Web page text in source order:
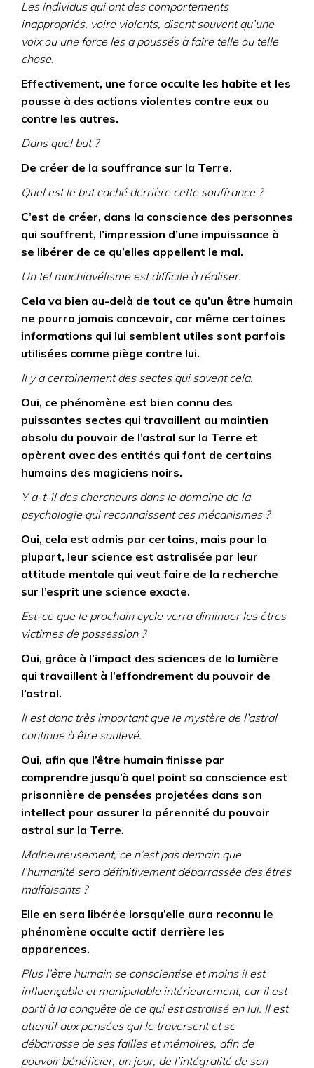
Les individus qui ont des comportements
inappropriés, voire violents, disent souvent qu’une
voix ou une force les a poussés à faire telle ou telle
chose.
Effectivement, une force occulte les habite et les
pousse à des actions violentes contre eux ou
contre les autres.
Dans quel but ?
De créer de la souffrance sur la Terre.
Quel est le but caché derrière cette souffrance ?
C’est de créer, dans la conscience des personnes
qui souffrent, l’impression d’une impuissance à
se libérer de ce qu’elles appellent le mal.
Un tel machiavélisme est difficile à réaliser.
Cela va bien au-delà de tout ce qu’un être humain
ne pourra jamais concevoir, car même certaines
informations qui lui semblent utiles sont parfois
utilisées comme piège contre lui.
Il y a certainement des sectes qui savent cela.
Oui, ce phénomène est bien connu des
puissantes sectes qui travaillent au maintien
absolu du pouvoir de l’astral sur la Terre et
opèrent avec des entités qui font de certains
humains des magiciens noirs.
Y a-t-il des chercheurs dans le domaine de la
psychologie qui reconnaissent ces mécanismes ?
Oui, cela est admis par certains, mais pour la
plupart, leur science est astralisée par leur
attitude mentale qui veut faire de la recherche
sur l’esprit une science exacte.
Est-ce que le prochain cycle verra diminuer les êtres
victimes de possession ?
Oui, grâce à l’impact des sciences de la lumière
qui travaillent à l’effondrement du pouvoir de
l’astral.
Il est donc très important que le mystère de l’astral
continue à être soulevé.
Oui, afin que l’être humain finisse par
comprendre jusqu’à quel point sa conscience est
prisonnière de pensées projetées dans son
intellect pour assurer la pérennité du pouvoir
astral sur la Terre.
Malheureusement, ce n’est pas demain que
l’humanité sera définitivement débarrassée des êtres
malfaisants ?
Elle en sera libérée lorsqu’elle aura reconnu le
phénomène occulte actif derrière les
apparences.
Plus l’être humain se conscientise et moins il est
influençable et manipulable intérieurement, car il est
parti à la conquête de ce qui est astralisé en lui. Il est
attentif aux pensées qui le traversent et se
débarrasse de ses failles et mémoires, afin de
pouvoir bénéficier, un jour, de l’intégralité de son